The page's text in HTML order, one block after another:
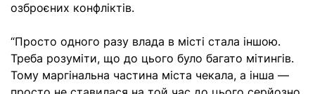
озброєних конфліктів.
“Просто одного разу влада в місті стала іншою.
Треба розуміти, що до цього було багато мітингів.
Тому маргінальна частина міста чекала, а інша —